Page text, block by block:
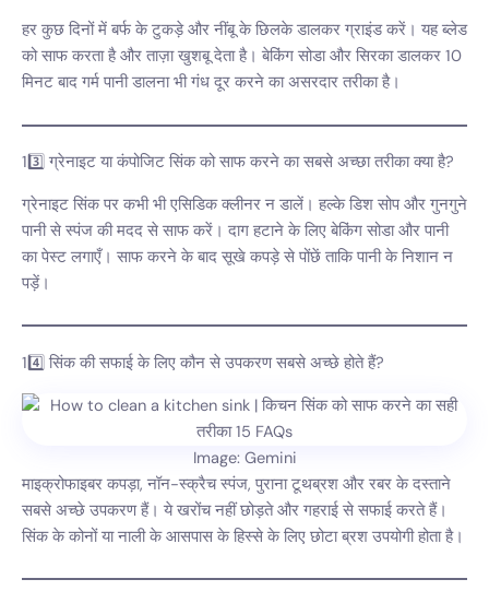
हर कुछ दिनों में बर्फ के टुकड़े और नींबू के छिलके डालकर ग्राइंड करें। यह ब्लेड
को साफ करता है और ताज़ा खुशबू देता है। बेकिंग सोडा और सिरका डालकर 10
मिनट बाद गर्म पानी डालना भी गंध दूर करने का असरदार तरीका है।
13️⃣ ग्रेनाइट या कंपोजिट सिंक को साफ करने का सबसे अच्छा तरीका क्या है?
ग्रेनाइट सिंक पर कभी भी एसिडिक क्लीनर न डालें। हल्के डिश सोप और गुनगुने
पानी से स्पंज की मदद से साफ करें। दाग हटाने के लिए बेकिंग सोडा और पानी
का पेस्ट लगाएँ। साफ करने के बाद सूखे कपड़े से पोंछें ताकि पानी के निशान न
पड़ें।
14️⃣ सिंक की सफाई के लिए कौन से उपकरण सबसे अच्छे होते हैं?
Image: Gemini
माइक्रोफाइबर कपड़ा, नॉन-स्क्रैच स्पंज, पुराना टूथब्रश और रबर के दस्ताने
सबसे अच्छे उपकरण हैं। ये खरोंच नहीं छोड़ते और गहराई से सफाई करते हैं।
सिंक के कोनों या नाली के आसपास के हिस्से के लिए छोटा ब्रश उपयोगी होता है।